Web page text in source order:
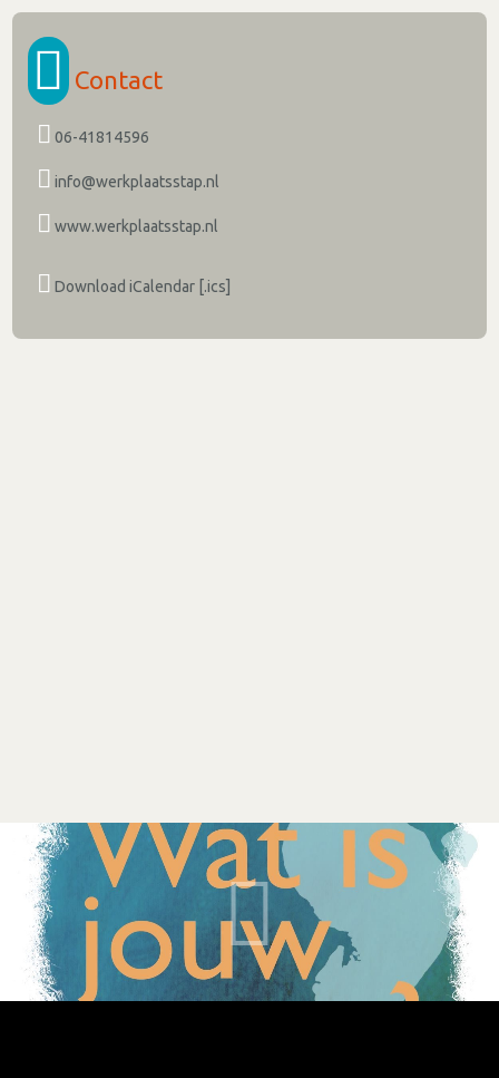
Contact
06-41814596
info@werkplaatsstap.nl
www.werkplaatsstap.nl
Download iCalendar [.ics]